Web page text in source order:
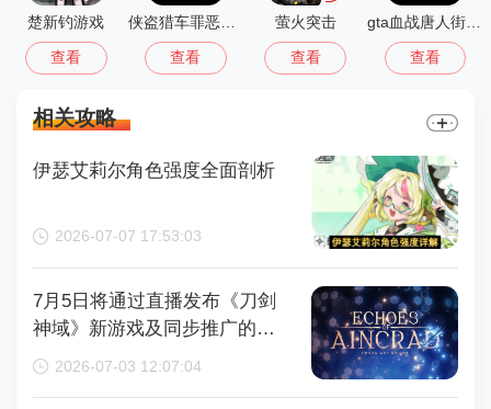
楚新钓游戏
查看
侠盗猎车罪恶都市中文版(GTA：SA MOD安装器)
查看
萤火突击
查看
gta血战唐人街汉化版1.01
查看
相关攻略
伊瑟艾莉尔角色强度全面剖析
2026-07-07 17:53:03
7月5日将通过直播发布《刀剑
神域》新游戏及同步推广的动
画内容，整场直播时长为110分
2026-07-03 12:07:04